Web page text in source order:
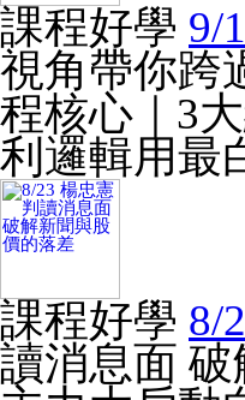
課程好學 9/
視角帶你跨
程核心｜3
利邏輯用最
課程好學 8/
讀消息面